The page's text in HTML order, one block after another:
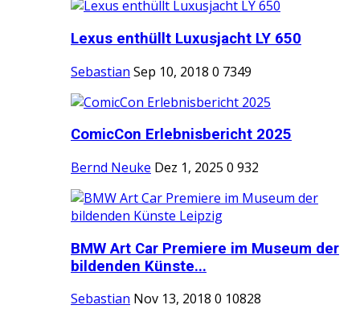
Lexus enthüllt Luxusjacht LY 650
Sebastian Sep 10, 2018 0 7349
ComicCon Erlebnisbericht 2025
Bernd Neuke Dez 1, 2025 0 932
BMW Art Car Premiere im Museum der
bildenden Künste...
Sebastian Nov 13, 2018 0 10828